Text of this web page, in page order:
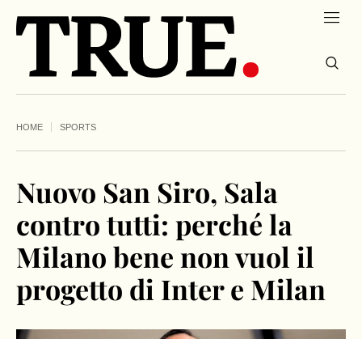
HOME SPORTS
Nuovo San Siro, Sala
contro tutti: perché la
Milano bene non vuol il
progetto di Inter e Milan